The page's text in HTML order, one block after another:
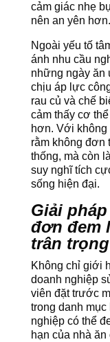
cảm giác nhẹ
nên an yên hơn.
Ngoài yếu tố
ánh nhu cầu
những ngày ăn
chịu áp lực
rau củ và chế
cảm thấy cơ
hơn. Với
rằm không đơn
thống, mà còn
suy nghĩ tích
sống hiện đại.
Giải pháp
đơn đem
trân trọng
Không chỉ giới
doanh nghiệp
viên đặt trước
trong danh
nghiệp có thể
hạn của nhà